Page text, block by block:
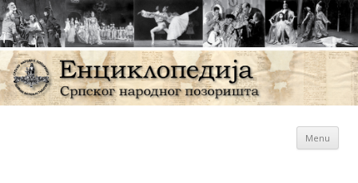
Енциклопедија СрпскогMenu